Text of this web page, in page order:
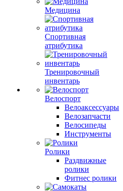
Медицина
Спортивная
атрибутика
Тренировочный
инвентарь
Велоспорт
Велоаксессуары
Велозапчасти
Велосипеды
Инструменты
Ролики
Раздвижные
ролики
Фитнес ролики